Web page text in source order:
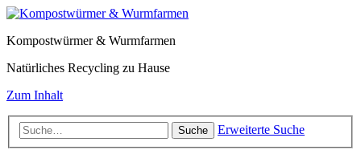
Kompostwürmer & Wurmfarmen
Natürliches Recycling zu Hause
Zum Inhalt
Suche Erweiterte Suche